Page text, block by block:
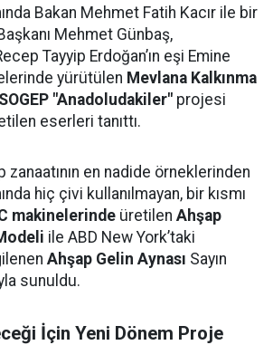
Bakan Mehmet Fatih Kacır ile bir
Mehmet Günbaş,
Tayyip Erdoğan’ın eşi Emine
yürütülen Mevlana Kalkınma
"Anadoludakiler" projesi
eserleri tanıttı.
zanaatının en nadide örneklerinden
hiç çivi kullanılmayan, bir kısmı
makinelerinde üretilen Ahşap
ile ABD New York’taki
Ahşap Gelin Aynası Sayın
sunuldu.
İçin Yeni Dönem Proje